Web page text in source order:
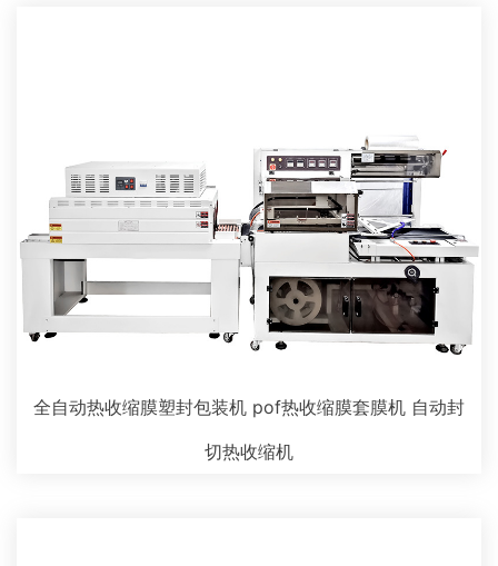
全自动热收缩膜塑封包装机 pof热收缩膜套膜机 自动封
切热收缩机